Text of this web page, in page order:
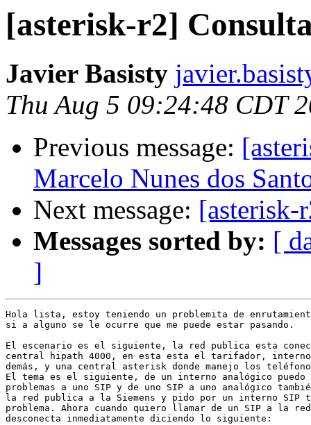
[asterisk-r2]
Javier Basisty
Thu Aug 5 09:24:48 CDT
Previous message:
Marcelo Nunes dos
Next message: [asterisk-
Messages sorted by: [
]
Hola lista, estoy teniendo un problemita de
si a alguno se le ocurre que me puede estar pasando.
El escenario es el siguiente, la red publica esta
central hipath 4000, en esta esta el tarifador,
demás, y una central asterisk donde manejo los
El tema es el siguiente, de un interno analógico
problemas a uno SIP y de uno SIP a uno analógico
la red publica a la Siemens y pido por un interno SIP
problema. Ahora cuando quiero llamar de un SIP a la
desconecta inmediatamente diciendo lo siguiente: